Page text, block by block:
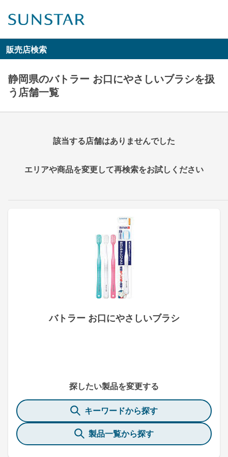
販売店検索
静岡県のバトラー お口にやさしいブラシを扱
う店舗一覧
バトラー お口にやさしいブラシ
探したい製品を変更する
キーワードから探す
製品一覧から探す
該当する店舗はありませんでした
エリアや商品を変更して再検索をお試しください